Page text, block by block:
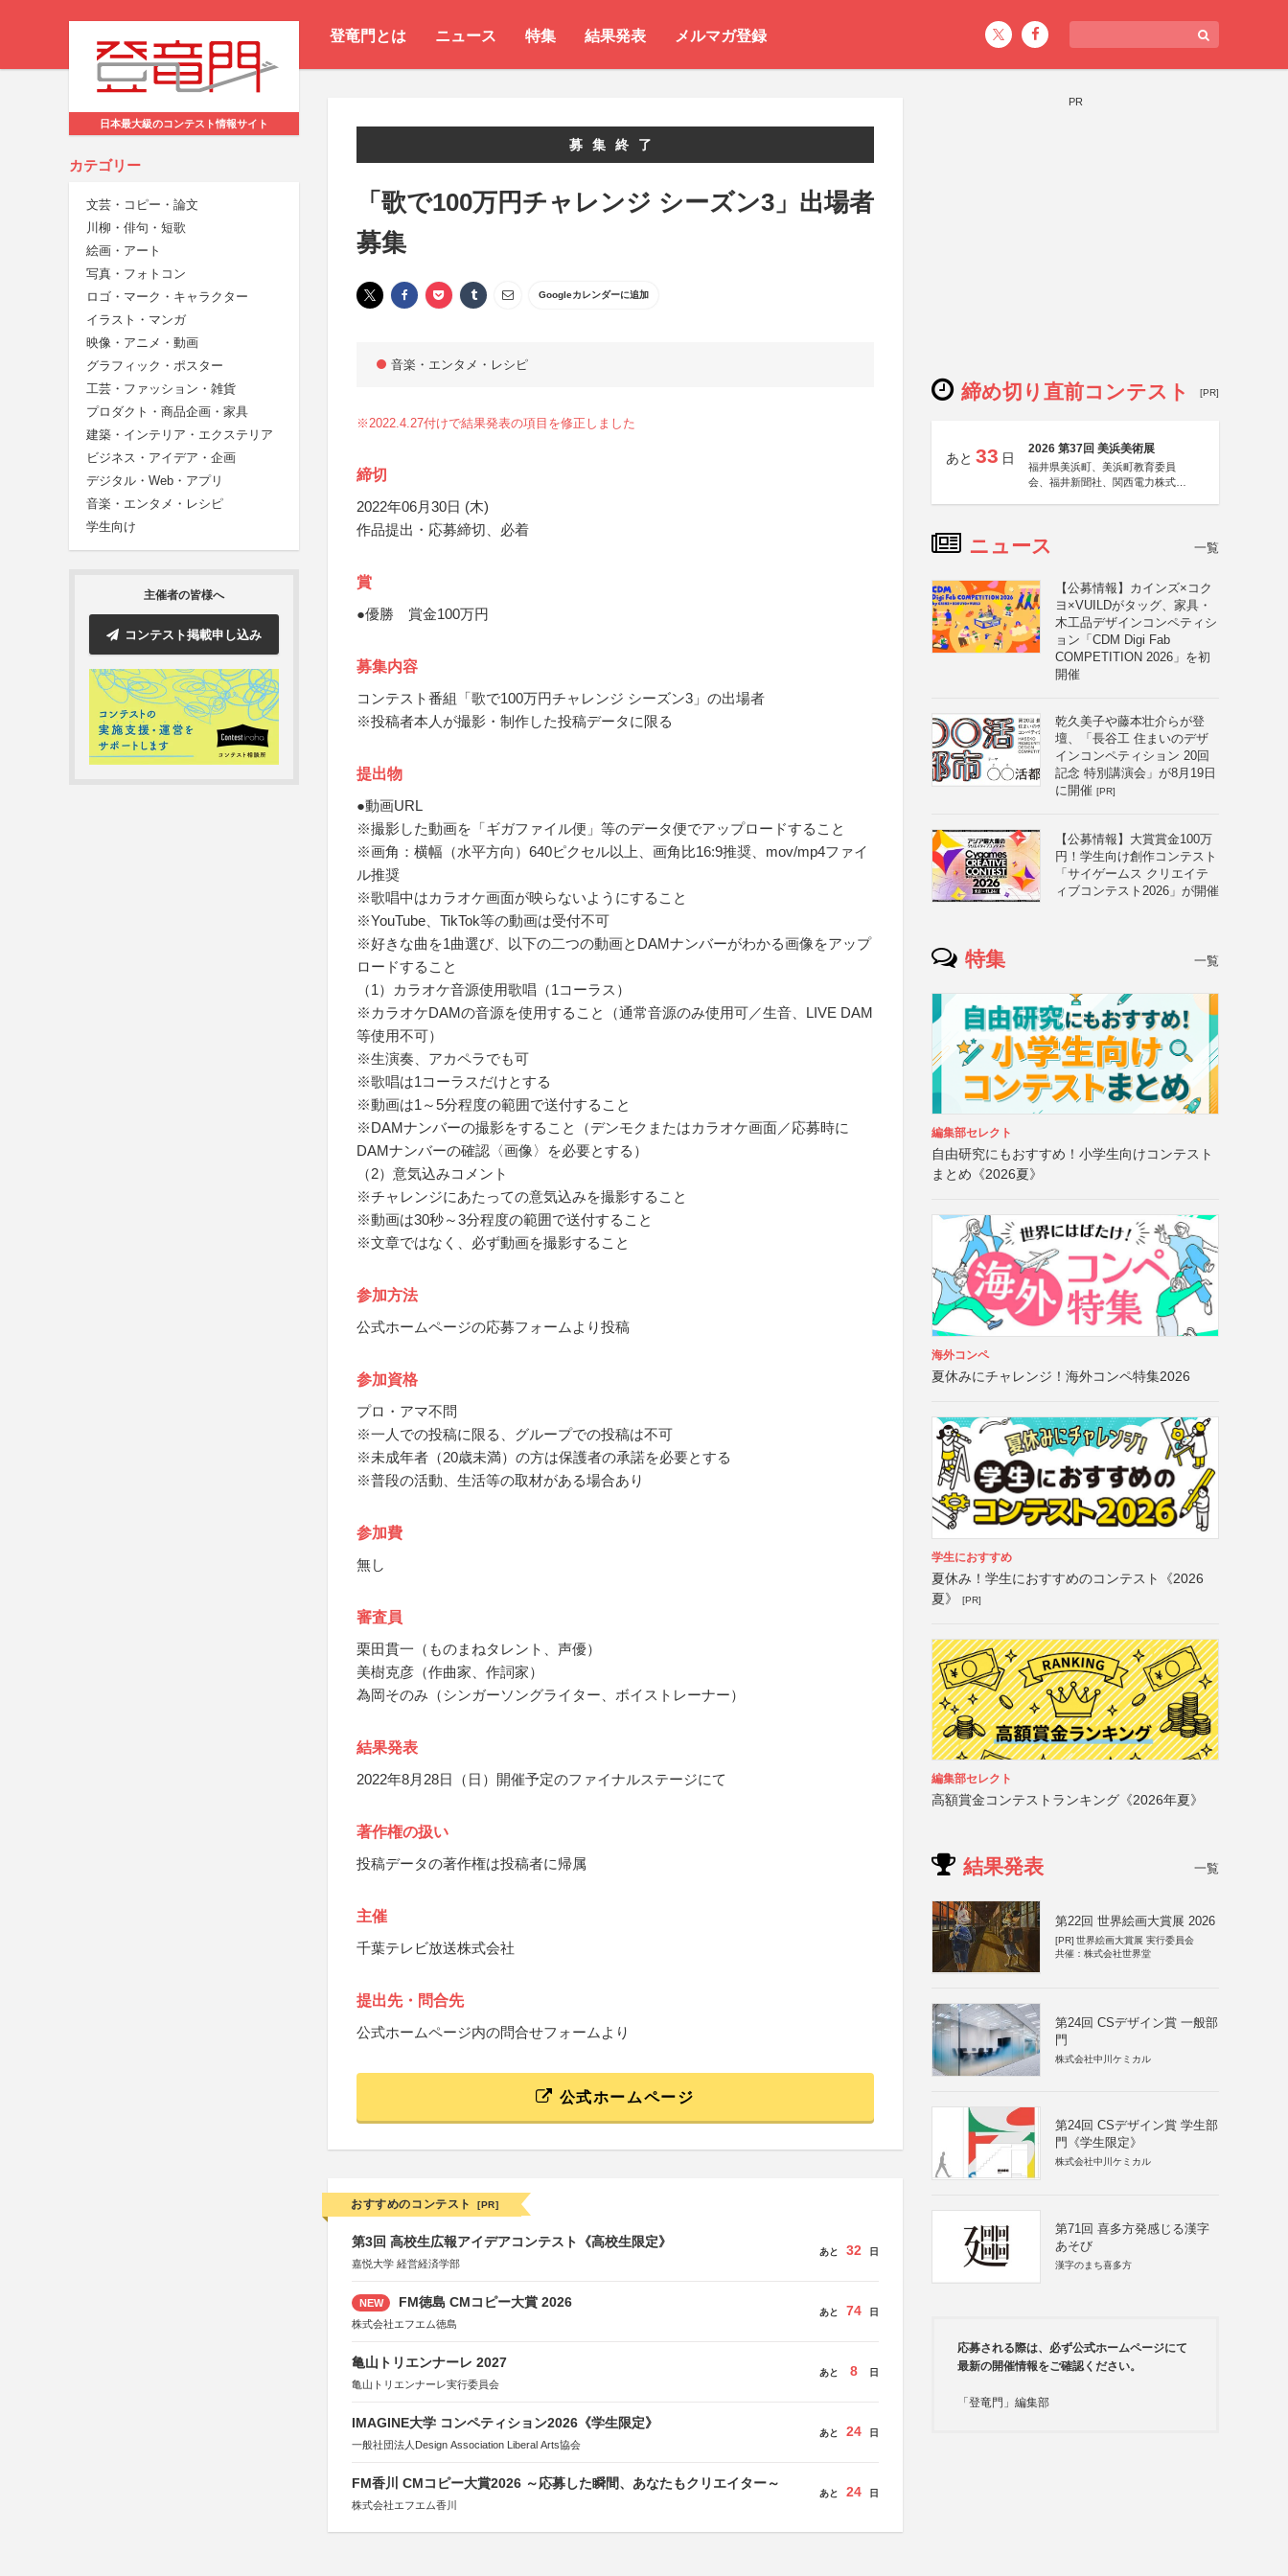
登竜門とは ニュース 特集 結果発表 メルマガ登録
日本最大級のコンテスト情報サイト
カテゴリー
文芸・コピー・論文
川柳・俳句・短歌
絵画・アート
写真・フォトコン
ロゴ・マーク・キャラクター
イラスト・マンガ
映像・アニメ・動画
グラフィック・ポスター
工芸・ファッション・雑貨
プロダクト・商品企画・家具
建築・インテリア・エクステリア
ビジネス・アイデア・企画
デジタル・Web・アプリ
音楽・エンタメ・レシピ
学生向け
主催者の皆様へ
コンテスト掲載申し込み
募集終了
「歌で100万円チャレンジ シーズン3」出場者
募集
Googleカレンダーに追加
音楽・エンタメ・レシピ
※2022.4.27付けで結果発表の項目を修正しました
締切
2022年06月30日 (木)
作品提出・応募締切、必着
賞
●優勝 賞金100万円
募集内容
コンテスト番組「歌で100万円チャレンジ シーズン3」の出場者
※投稿者本人が撮影・制作した投稿データに限る
提出物
●動画URL
※撮影した動画を「ギガファイル便」等のデータ便でアップロードすること
※画角：横幅（水平方向）640ピクセル以上、画角比16:9推奨、mov/mp4ファイ
ル推奨
※歌唱中はカラオケ画面が映らないようにすること
※YouTube、TikTok等の動画は受付不可
※好きな曲を1曲選び、以下の二つの動画とDAMナンバーがわかる画像をアップ
ロードすること
（1）カラオケ音源使用歌唱（1コーラス）
※カラオケDAMの音源を使用すること（通常音源のみ使用可／生音、LIVE DAM
等使用不可）
※生演奏、アカペラでも可
※歌唱は1コーラスだけとする
※動画は1～5分程度の範囲で送付すること
※DAMナンバーの撮影をすること（デンモクまたはカラオケ画面／応募時に
DAMナンバーの確認〈画像〉を必要とする）
（2）意気込みコメント
※チャレンジにあたっての意気込みを撮影すること
※動画は30秒～3分程度の範囲で送付すること
※文章ではなく、必ず動画を撮影すること
参加方法
公式ホームページの応募フォームより投稿
参加資格
プロ・アマ不問
※一人での投稿に限る、グループでの投稿は不可
※未成年者（20歳未満）の方は保護者の承諾を必要とする
※普段の活動、生活等の取材がある場合あり
参加費
無し
審査員
栗田貫一（ものまねタレント、声優）
美樹克彦（作曲家、作詞家）
為岡そのみ（シンガーソングライター、ボイストレーナー）
結果発表
2022年8月28日（日）開催予定のファイナルステージにて
著作権の扱い
投稿データの著作権は投稿者に帰属
主催
千葉テレビ放送株式会社
提出先・問合先
公式ホームページ内の問合せフォームより
公式ホームページ
おすすめのコンテスト [PR]
第3回 高校生広報アイデアコンテスト《高校生限定》
嘉悦大学 経営経済学部
あと 32 日
NEW FM徳島 CMコピー大賞 2026
株式会社エフエム徳島
あと 74 日
亀山トリエンナーレ 2027
亀山トリエンナーレ実行委員会
あと 8 日
IMAGINE大学 コンペティション2026《学生限定》
一般社団法人Design Association Liberal Arts協会
あと 24 日
FM香川 CMコピー大賞2026 ～応募した瞬間、あなたもクリエイター～
株式会社エフエム香川
あと 24 日
PR
締め切り直前コンテスト [PR]
あと 33 日
2026 第37回 美浜美術展
福井県美浜町、美浜町教育委員
会、福井新聞社、関西電力株式会
ニュース 一覧
【公募情報】カインズ×コク
ヨ×VUILDがタッグ、家具・
木工品デザインコンペティシ
ョン「CDM Digi Fab
COMPETITION 2026」を初
開催
乾久美子や藤本壮介らが登
壇、「長谷工 住まいのデザ
インコンペティション 20回
記念 特別講演会」が8月19日
に開催 [PR]
【公募情報】大賞賞金100万
円！学生向け創作コンテスト
「サイゲームス クリエイテ
ィブコンテスト2026」が開催
特集 一覧
編集部セレクト
自由研究にもおすすめ！小学生向けコンテスト
まとめ《2026夏》
海外コンペ
夏休みにチャレンジ！海外コンペ特集2026
学生におすすめ
夏休み！学生におすすめのコンテスト《2026
夏》
[PR]
編集部セレクト
高額賞金コンテストランキング《2026年夏》
結果発表 一覧
第22回 世界絵画大賞展 2026
[PR] 世界絵画大賞展 実行委員会
共催：株式会社世界堂
第24回 CSデザイン賞 一般部
門
株式会社中川ケミカル
第24回 CSデザイン賞 学生部
門《学生限定》
株式会社中川ケミカル
第71回 喜多方発感じる漢字
あそび
漢字のまち喜多方
応募される際は、必ず公式ホームページにて
最新の開催情報をご確認ください。
「登竜門」編集部